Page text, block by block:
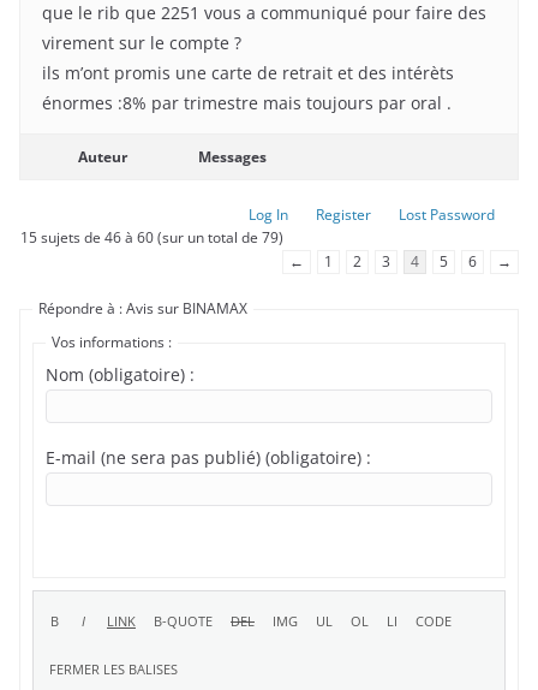
que le rib que 2251 vous a communiqué pour faire des
virement sur le compte ?
ils m’ont promis une carte de retrait et des intérèts
énormes :8% par trimestre mais toujours par oral .
Auteur Messages
Log In Register
Lost Password
15 sujets de 46 à 60 (sur un total de 79)
←
1 2 3 4 5 6 →
Répondre à : Avis sur BINAMAX
Vos informations :
Nom (obligatoire) :
E-mail (ne sera pas publié) (obligatoire) :